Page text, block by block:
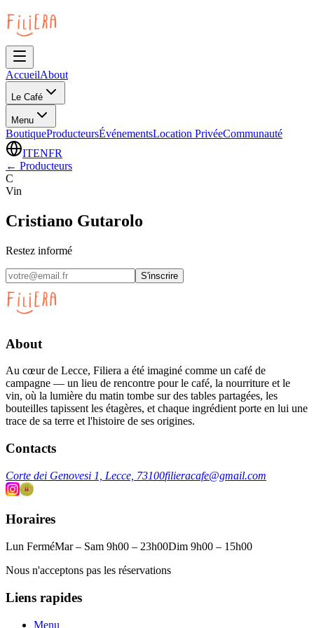
AccueilAbout
Le Café
Menu
BoutiqueProducteursÉvénementsLocation PrivéeCommunauté
ITENFR
← Producteurs
C
Vin
Cristiano Gutarolo
Restez informé
S'inscrire
About
Au cœur de Lecce, Filiera a été imaginé comme un café de
campagne — un lieu de rencontre pour le café, la nourriture et le
vin, où la lumière du matin tombe sur des tables partagées, les
bouteilles tapissent les étagères, et chaque ingrédient porte en lui une
trace de sa terre et l'histoire de ses origines.
Contacts
Corte dei Genovesi 1, Lecce, 73100filieracafe@gmail.com
Horaires
Lun FerméMar – Sam 9h00 – 23h00Dim 9h00 – 15h00
Nous n'acceptons pas les réservations
Liens rapides
Menu